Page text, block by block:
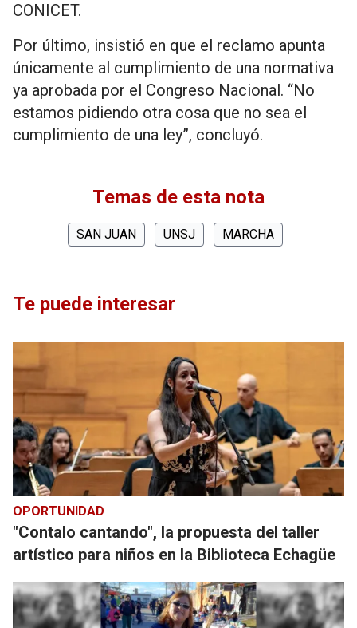
CONICET.
Por último, insistió en que el reclamo apunta
únicamente al cumplimiento de una normativa
ya aprobada por el Congreso Nacional. “No
estamos pidiendo otra cosa que no sea el
cumplimiento de una ley”, concluyó.
Temas de esta nota
SAN JUAN UNSJ MARCHA
Te puede interesar
OPORTUNIDAD
"Contalo cantando", la propuesta del taller
artístico para niños en la Biblioteca Echagüe